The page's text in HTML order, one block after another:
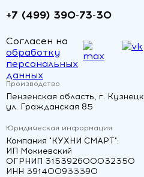
+7 (499) 390-73-30
Согласен на
обработку
персональных
данных
Производство
Пензенская область, г. Кузнецк
ул. Гражданская 85
Юридическая информация
Компания "КУХНИ СМАРТ":
ИП Мокиевский
ОГРНИП 315392600032350
ИНН 391400933390